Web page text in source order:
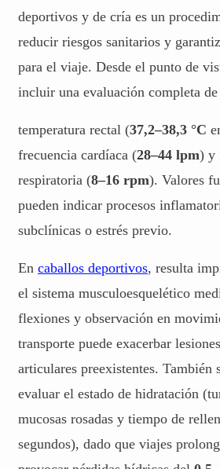
deportivos y de cría es un
reducir riesgos sanitarios y
para el viaje. Desde el punto de
incluir una evaluación completa
temperatura rectal (37,2–38,3 °C
frecuencia cardíaca (28–44 lpm) y
respiratoria (8–16 rpm). Valores
pueden indicar procesos
subclínicas o estrés previo.
En caballos deportivos, resulta
el sistema musculoesquelético
flexiones y observación en
transporte puede exacerbar
articulares preexistentes. También
evaluar el estado de hidratación
mucosas rosadas y tiempo de
segundos), dado que viajes